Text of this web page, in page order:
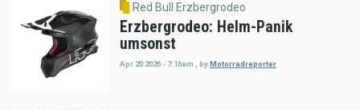
Red Bull Erzbergrodeo
Erzbergrodeo: Helm-Panik
umsonst
Apr 20 2026 - 7:16am byMotorradreporter